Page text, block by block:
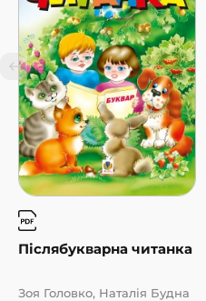
Післябукварна читанка
Зоя Головко, Наталія Будна